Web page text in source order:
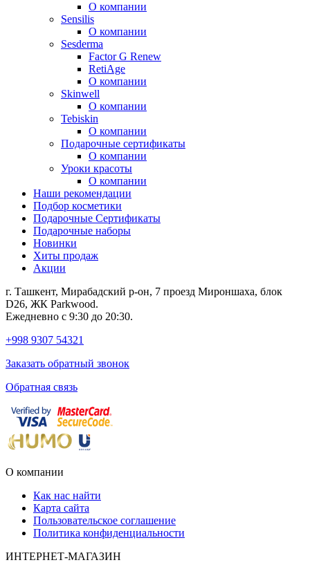
О компании
Sensilis
О компании
Sesderma
Factor G Renew
RetiAge
О компании
Skinwell
О компании
Tebiskin
О компании
Подарочные сертификаты
О компании
Уроки красоты
О компании
Наши рекомендации
Подбор косметики
Подарочные Сертификаты
Подарочные наборы
Новинки
Хиты продаж
Акции
г. Ташкент, Мирабадский р-он, 7 проезд Мироншаха, блок
D26, ЖК Раrkwood.
Ежедневно с 9:30 до 20:30.
+998 9307 54321
Заказать обратный звонок
Обратная связь
О компании
Как нас найти
Карта сайта
Пользовательское соглашение
Политика конфиденциальности
ИНТЕРНЕТ-МАГАЗИН